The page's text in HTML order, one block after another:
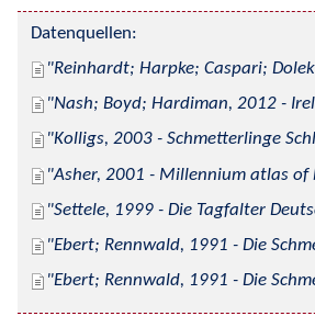
Datenquellen:
Reinhardt; Harpke; Caspari;
Nash; Boyd; Hardiman, 2012 -
Kolligs, 2003 - Schmetterlinge
Asher, 2001 - Millennium atlas
Settele, 1999 - Die Tagfalter
Ebert; Rennwald, 1991 - Die
Ebert; Rennwald, 1991 - Die